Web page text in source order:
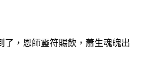
了，恩師靈符賜飲，蕭生魂魄出